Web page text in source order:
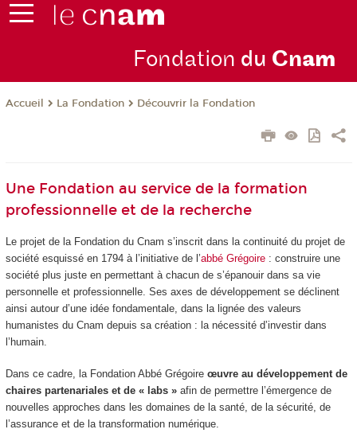
Fondation du Cnam
Accueil La Fondation Découvrir la Fondation
Une Fondation au service de la formation
professionnelle et de la recherche
Le projet de la Fondation du Cnam s’inscrit dans la continuité du projet de
société esquissé en 1794 à l’initiative de l’abbé Grégoire: construire une
société plus juste en permettant à chacun de s’épanouir dans sa vie
personnelle et professionnelle. Ses axes de développement se déclinent
ainsi autour d’une idée fondamentale, dans la lignée des valeurs
humanistes du Cnam depuis sa création : la nécessité d’investir dans
l’humain.
Dans ce cadre, la Fondation Abbé Grégoire œuvre au développement de
chaires partenariales et de « labs »afin de permettre l’émergence de
nouvelles approches dans les domaines de la santé, de la sécurité, de
l’assurance et de la transformation numérique.